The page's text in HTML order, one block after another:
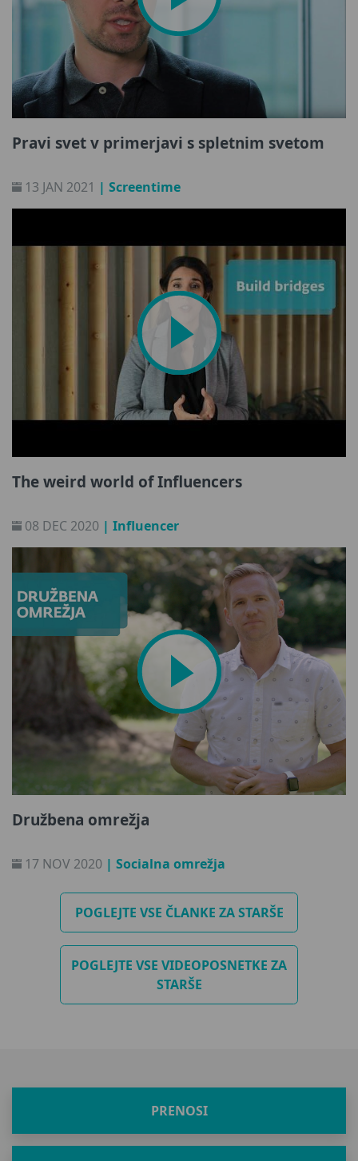
Pravi svet v primerjavi s spletnim svetom
13 JAN 2021 | Screentime
The weird world of Influencers
08 DEC 2020 | Influencer
Družbena omrežja
17 NOV 2020 | Socialna omrežja
POGLEJTE VSE ČLANKE ZA STARŠE
POGLEJTE VSE VIDEOPOSNETKE ZA
STARŠE
PRENOSI